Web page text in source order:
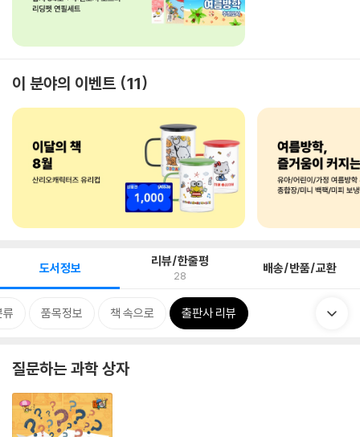
이 분야의 이벤트 11
도서정보 리뷰/한줄평
28 배송/반품/교환
류 품목정보 책 속으로 출판사 리뷰
질문하는 과학 상자